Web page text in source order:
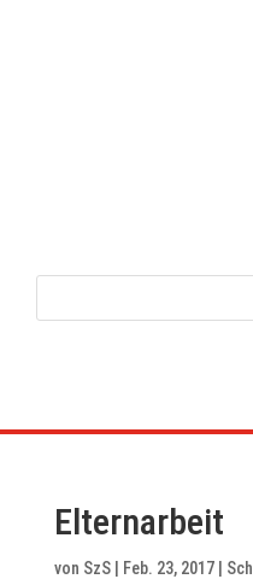
Elternarbeit
von SzS| Feb. 23, 2017|